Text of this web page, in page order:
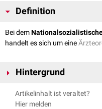
Definition
Bei dem
handelt es sich um eine
Hintergrund
Neben der SA und SS wurde der
Kampforganisation der NSDAP
Artikelinhalt ist veraltet?
Hier melden